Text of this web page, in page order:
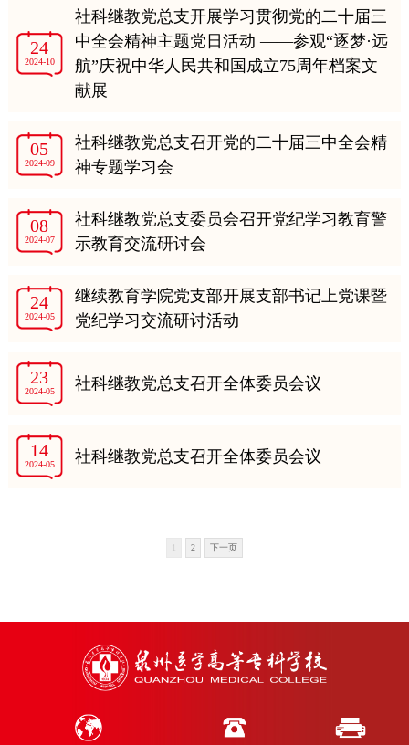
24
2024-10
社科继教党总支开展学习贯彻党的二十届三
中全会精神主题党日活动 ——参观“逐梦·远
航”庆祝中华人民共和国成立75周年档案文
献展
05
2024-09
社科继教党总支召开党的二十届三中全会精
神专题学习会
08
2024-07
社科继教党总支委员会召开党纪学习教育警
示教育交流研讨会
24
2024-05
继续教育学院党支部开展支部书记上党课暨
党纪学习交流研讨活动
23
2024-05 社科继教党总支召开全体委员会议
14
2024-05 社科继教党总支召开全体委员会议
1 2 下一页